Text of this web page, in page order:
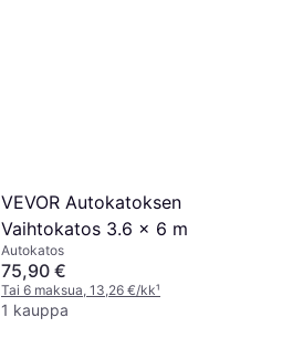
VEVOR Autokatoksen
Vaihtokatos 3.6 x 6 m
Autokatos
75,90 €
Tai 6 maksua, 13,26 €/kk¹
1 kauppa